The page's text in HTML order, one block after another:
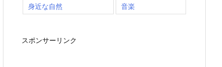
身近な自然 音楽
スポンサーリンク